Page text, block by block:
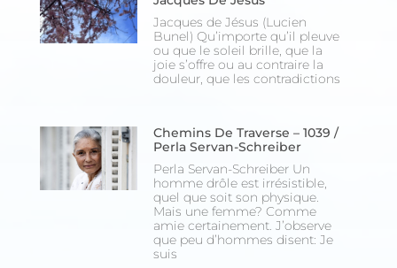
Jacques de Jésus (Lucien
Bunel) Qu’importe qu’il pleuve
ou que le soleil brille, que la
joie s’offre ou au contraire la
douleur, que les contradictions
Chemins De Traverse – 1039 /
Perla Servan-Schreiber
Perla Servan-Schreiber Un
homme drôle est irrésistible,
quel que soit son physique.
Mais une femme? Comme
amie certainement. J’observe
que peu d’hommes disent: Je
suis